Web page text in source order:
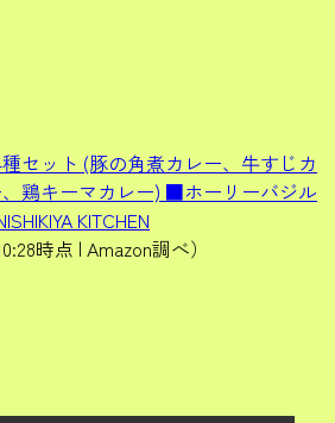
セット (豚の角煮カレー、牛すじカ
鶏キーマカレー) ■ホーリーバジル
KITCHEN
時点 | Amazon調べ）